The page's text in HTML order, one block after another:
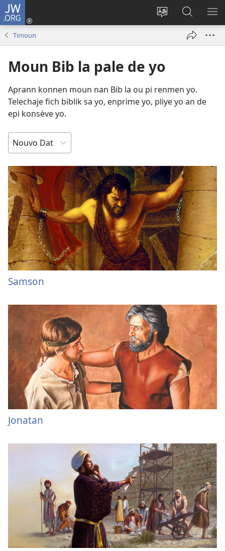
JW.ORG
Chanje
Konekte
(opens
Fè
rechèch
sou
Timoun
Moun Bib la pale de yo
Aprann konnen moun nan Bib la ou pi renmen yo.
Telechaje fich biblik sa yo, enprime yo, pliye yo an de
epi konsève yo.
TRIYE
Samson
Jonatan